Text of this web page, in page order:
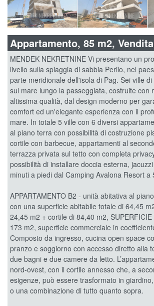
Appartamento, 85 m2,
MENDEK NEKRETNINE Vi presentano un
livello sulla spiaggia di sabbia Perilo, nel
parte meridionale dell'isola di Pag. Sei ville
sul mare lungo la passeggiata, costruite con
altissima qualità, dal design moderno per
comfort ed un'elegante esperienza con il
mare. In totale 5 ville con 6 diversi
al piano terra con possibilità di costruzione
cortile con barbecue, appartamenti al
terrazza privata sul tetto con completa
possibilità di installare doccia esterna,
minuti a piedi dal Camping Avalona Resort a
APPARTAMENTO B2 - unità abitativa al
con una superficie abitabile totale di 64,45
24,45 m2 + cortile di 84,40 m2, SUPERFICIE
173 m2, superficie commerciale in
Composto da ingresso, cucina open space
pranzo e soggiorno con accesso diretto alla
due bagni e due camere da letto.
nord-ovest, con il cortile annesso che, a
esigenze, può essere trasformato in
o una combinazione di tutto quanto sopra.